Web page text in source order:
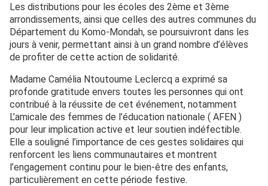
Les distributions pour les écoles des 2ème et 3ème
arrondissements, ainsi que celles des autres communes du
Département du Komo-Mondah, se poursuivront dans les
jours à venir, permettant ainsi à un grand nombre d’élèves
de profiter de cette action de solidarité.
Madame Camélia Ntoutoume Leclercq a exprimé sa
profonde gratitude envers toutes les personnes qui ont
contribué à la réussite de cet événement, notamment
L’amicale des femmes de l’éducation nationale ( AFEN )
pour leur implication active et leur soutien indéfectible.
Elle a souligné l’importance de ces gestes solidaires qui
renforcent les liens communautaires et montrent
l’engagement continu pour le bien-être des enfants,
particulièrement en cette période festive.